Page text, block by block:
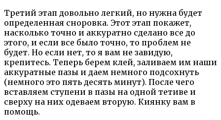
Третий этап довольно легкий, но нужна будет
определенная сноровка. Этот этап покажет,
насколько точно и аккуратно сделано все до
этого, и если все было точно, то проблем не
будет. Но если нет, то я вам не завидую,
крепитесь. Теперь берем клей, заливаем им наши
аккуратные пазы и даем немного подсохнуть
(немного это пять десять минут). После чего
вставляем ступени в пазы на одной тетиве и
сверху на них одеваем вторую. Киянку вам в
помощь.